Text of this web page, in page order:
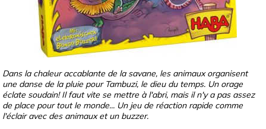
Dans la chaleur accablante de la savane, les animaux organisent
une danse de la pluie pour Tambuzi, le dieu du temps. Un orage
éclate soudain! Il faut vite se mettre à l'abri, mais il n'y a pas assez
de place pour tout le monde... Un jeu de réaction rapide comme
l'éclair avec des animaux et un buzzer.